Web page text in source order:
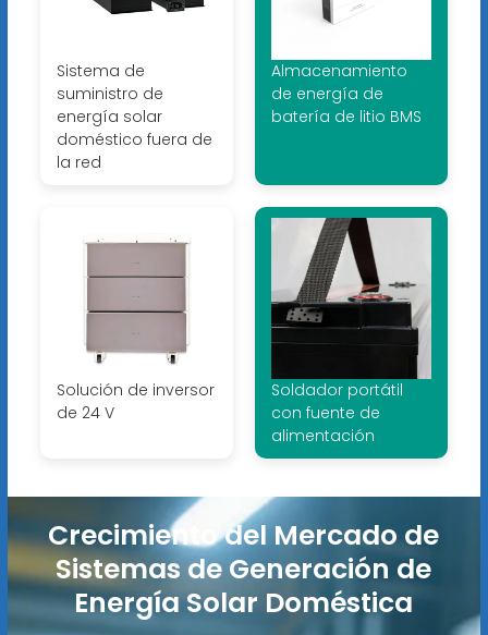
Sistema de
suministro de
energía solar
doméstico fuera de
la red
Almacenamiento
de energía de
batería de litio BMS
Solución de inversor
de 24 V
Soldador portátil
con fuente de
alimentación
Crecimiento del Mercado de
Sistemas de Generación de
Energía Solar Doméstica